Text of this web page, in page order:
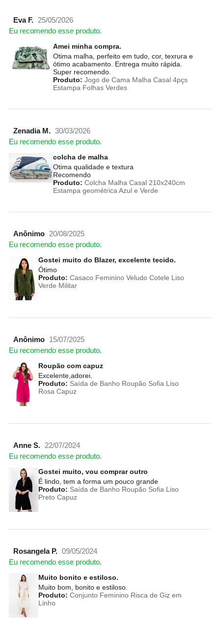
Eva F. 25/05/2026
Eu recomendo esse produto.
Amei minha compra.
Otima malha, perfeito em tudo, cor, texrura e
ótimo acabamento. Entrega muito rápida.
Super recomendo.
Produto: Jogo de Cama Malha Casal 4pçs
Estampa Folhas Verdes
Zenadia M. 30/03/2026
Eu recomendo esse produto.
colcha de malha
Otima qualidade e textura
Recomendo
Produto: Colcha Malha Casal 210x240cm
Estampa geométrica Azul e Verde
Anônimo 20/08/2025
Eu recomendo esse produto.
Gostei muito do Blazer, excelente tecido.
Ótimo
Produto: Casaco Feminino Veludo Cotele Liso
Verde Militar
Anônimo
15/07/2025
Eu recomendo esse produto.
Roupão com capuz
Excelente,adorei.
Produto: Saída de Banho Roupão Sofia Liso
Rosa Capuz
Anne S. 22/07/2024
Eu recomendo esse produto.
Gostei muito, vou comprar outro
É lindo, tem a forma um pouco grande
Produto: Saída de Banho Roupão Sofia Liso
Preto Capuz
Rosangela P. 09/05/2024
Eu recomendo esse produto.
Muito bonito e estiloso.
Muito bom, bonito e estiloso.
Produto: Conjunto Feminino Risca de Giz em
Linho